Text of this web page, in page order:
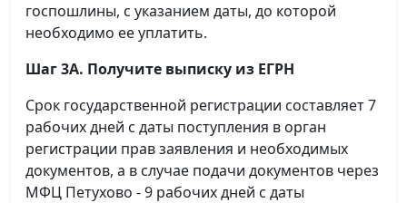
госпошлины, с указанием даты, до которой
необходимо ее уплатить.
Шаг 3А. Получите выписку из ЕГРН
Срок государственной регистрации составляет 7
рабочих дней с даты поступления в орган
регистрации прав заявления и необходимых
документов, а в случае подачи документов через
МФЦ Петухово - 9 рабочих дней с даты